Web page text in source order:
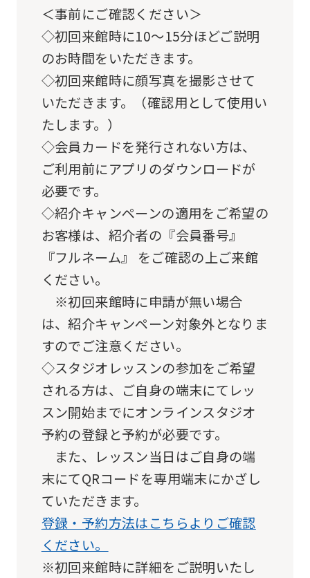
＜事前にご確認ください＞
◇初回来館時に10～15分ほどご説明
のお時間をいただきます。
◇初回来館時に顔写真を撮影させて
いただきます。（確認用として使用い
たします。）
◇会員カードを発行されない方は、
ご利用前にアプリのダウンロードが
必要です。
◇紹介キャンペーンの適用をご希望の
お客様は、紹介者の『会員番号』
『フルネーム』 をご確認の上ご来館
ください。
※初回来館時に申請が無い場合
は、紹介キャンペーン対象外となりま
すのでご注意ください。
◇スタジオレッスンの参加をご希望
される方は、ご自身の端末にてレッ
スン開始までにオンラインスタジオ
予約の登録と予約が必要です。
また、レッスン当日はご自身の端
末にてQRコードを専用端末にかざし
ていただきます。
登録・予約方法はこちらよりご確認
ください。
※初回来館時に詳細をご説明いたし
translation.
The
translation
may
differ
the
original
We
ask
that
fully
understand
this
before
using
the
service.
Automatic